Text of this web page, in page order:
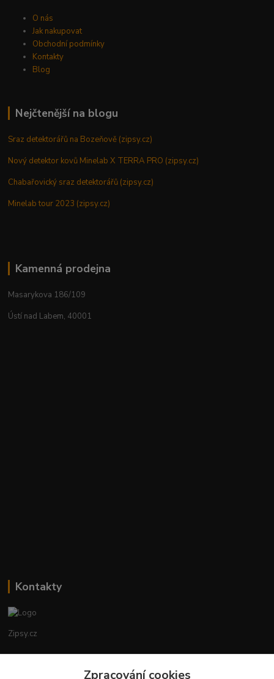
O nás
Jak nakupovat
Obchodní podmínky
Kontakty
Blog
Nejčtenější na blogu
Sraz detektorářů na Bozeňově (zipsy.cz)
Nový detektor kovů Minelab X TERRA PRO (zipsy.cz)
Chabařovický sraz detektorářů (zipsy.cz)
Minelab tour 2023 (zipsy.cz)
Kamenná prodejna
Masarykova 186/109
Ústí nad Labem, 40001
Kontakty
Zipsy.cz
+420774877333
Zpracování cookies